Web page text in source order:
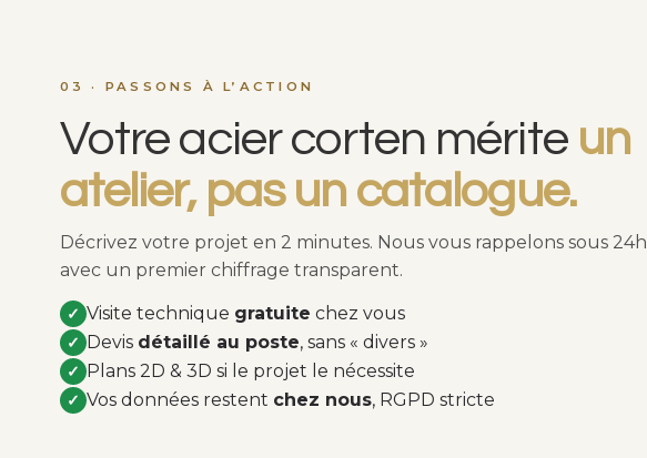
03 · PASSONS À L’ACTION
Votre acier corten mérite un
atelier, pas un catalogue.
Décrivez votre projet en 2 minutes. Nous vous rappelons sous 24h
avec un premier chiffrage transparent.
✓ Visite technique gratuite chez vous
✓ Devis détaillé au poste, sans « divers »
✓ Plans 2D & 3D si le projet le nécessite
✓ Vos données restent chez nous, RGPD stricte